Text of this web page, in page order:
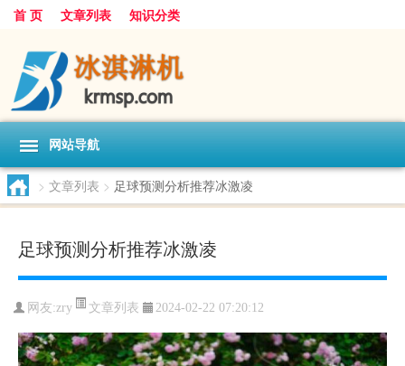
首 页 文章列表 知识分类
网站导航
> 文章列表 > 足球预测分析推荐冰激凌
足球预测分析推荐冰激凌
网友:zry 文章列表 2024-02-22 07:20:12